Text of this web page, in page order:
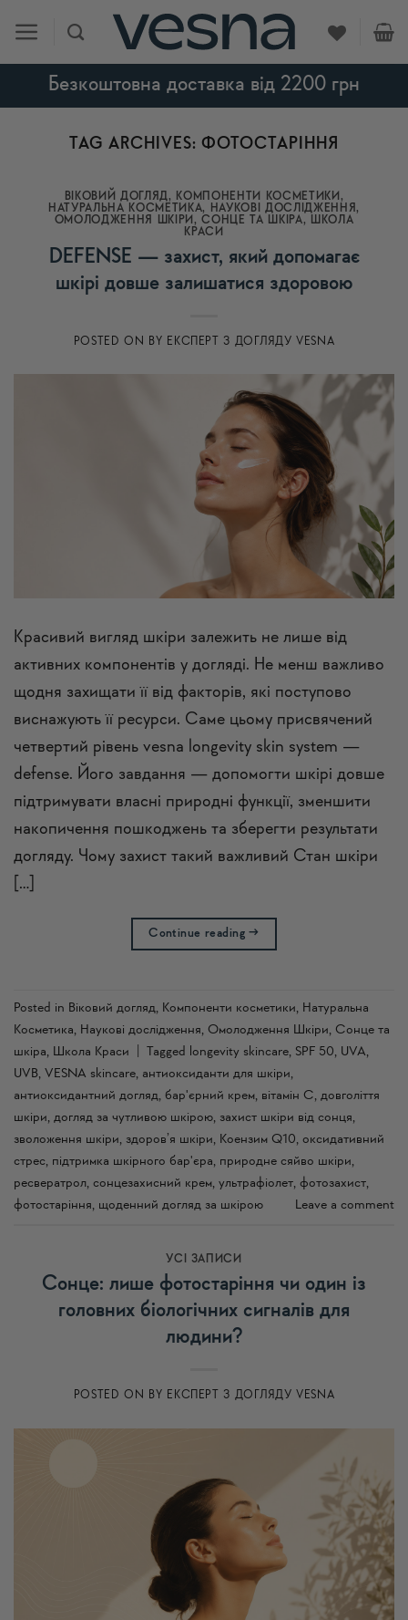
content
Безкоштовна доставка від 2200 грн
TAG ARCHIVES: ФОТОСТАРІННЯ
ВІКОВИЙ ДОГЛЯД, КОМПОНЕНТИ КОСМЕТИКИ ,
НАТУРАЛЬНА КОСМЕТИКА, НАУКОВІ ДОСЛІДЖЕННЯ ,
ОМОЛОДЖЕННЯ ШКІРИ ,СОНЦЕ ТА ШКІРА,
ШКОЛА
КРАСИ
DEFENSE — захист, який допомагає
шкірі довше залишатися здоровою
POSTED ON BY ЕКСПЕРТ З ДОГЛЯДУ VESNA
Красивий вигляд шкіри залежить не лише від
активних компонентів у догляді. Не менш важливо
щодня захищати її від факторів, які поступово
виснажують її ресурси. Саме цьому присвячений
четвертий рівень vesna longevity skin system —
defense. Його завдання — допомогти шкірі довше
підтримувати власні природні функції, зменшити
накопичення пошкоджень та зберегти результати
догляду. Чому захист такий важливий Стан шкіри
[…]
Continue reading→
Posted in Віковий догляд, Компоненти косметики, Натуральна
Косметика, Наукові дослідження, Омолодження Шкіри, Сонце та
шкіра, Школа Краси Tagged longevity skincare, SPF 50, UVA,
UVB, VESNA skincare, антиоксиданти для шкіри,
антиоксидантний догляд, бар'єрний крем, вітамін С, довголіття
шкіри, догляд за чутливою шкірою, захист шкіри від сонця,
зволоження шкіри, здоров’я шкіри, Коензим Q10, оксидативний
стрес, підтримка шкірного бар'єра, природне сяйво шкіри,
ресвератрол, сонцезахисний крем, ультрафіолет, фотозахист,
фотостаріння, щоденний догляд за шкірою Leave a comment
УСI ЗАПИСИ
Сонце: лише фотостаріння чи один із
головних біологічних сигналів для
людини?
POSTED ON BY ЕКСПЕРТ З ДОГЛЯДУ VESNA